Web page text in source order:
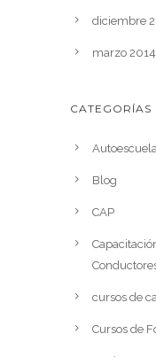
diciembre
marzo 2014
CATEGORÍAS
Blog
CAP
cursos de
Cursos de